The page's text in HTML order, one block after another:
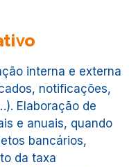
interna e externa
notificações,
Elaboração de
e anuais, quando
bancários,
da taxa